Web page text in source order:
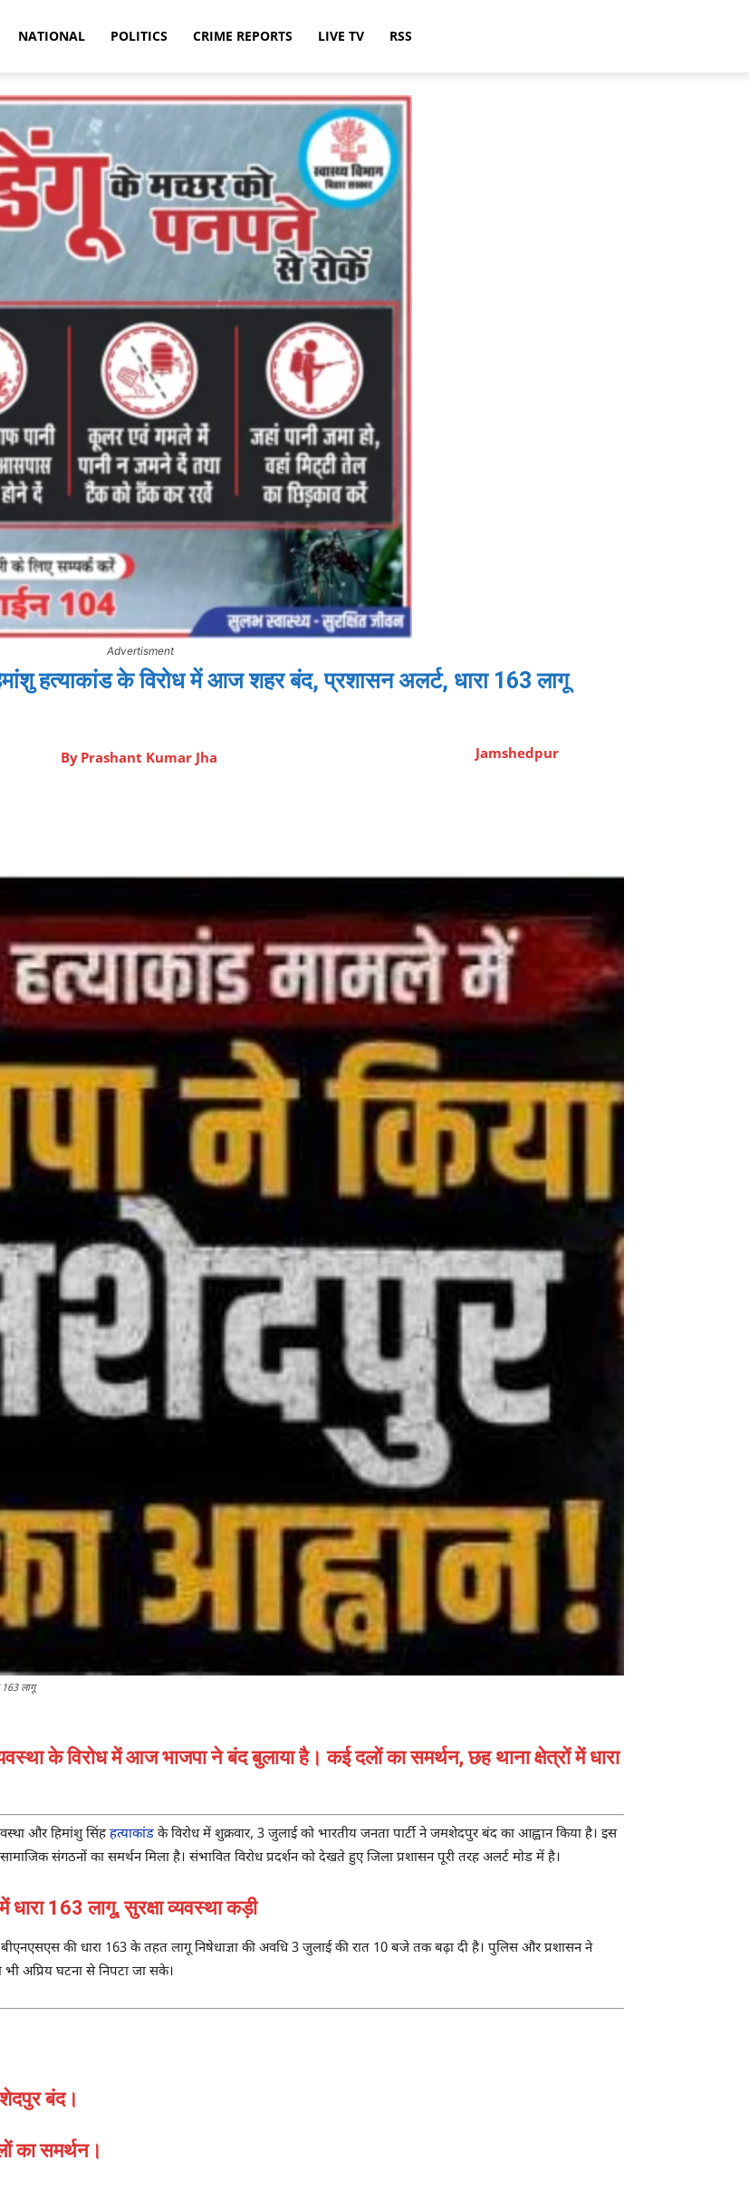
NATIONAL POLITICS CRIME REPORTS LIVE TV RSS
Advertisment
हत्याकांड के विरोध में आज शहर बंद, प्रशासन अलर्ट, धारा 163 लागू
By Prashant Kumar Jha Jamshedpur
163 लागू
के विरोध में आज भाजपा ने बंद बुलाया है। कई दलों का समर्थन, छह थाना क्षेत्रों में धारा
और हिमांशु सिंहहत्याकांड के विरोध में शुक्रवार, 3 जुलाई को भारतीय जनता पार्टी ने जमशेदपुर बंद का आह्वान किया है। इस
संगठनों का समर्थन मिला है। संभावित विरोध प्रदर्शन को देखते हुए जिला प्रशासन पूरी तरह अलर्ट मोड में है।
163 लागू, सुरक्षा व्यवस्था कड़ी
की धारा 163 के तहत लागू निषेधाज्ञा की अवधि 3 जुलाई की रात 10 बजे तक बढ़ा दी है। पुलिस और प्रशासन ने
अप्रिय घटना से निपटा जा सके।
बंद।
का समर्थन।